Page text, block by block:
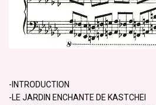
-INTRODUCTION
-LE JARDIN ENCHANTE DE KASTCHEI